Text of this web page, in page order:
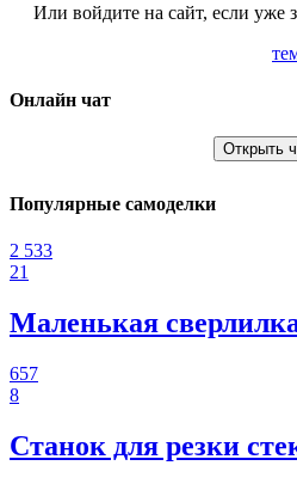
Или войдите на сайт, если уже
Онлайн чат
Открыть
Популярные самоделки
2 533
21
Маленькая
657
8
Станок для резки